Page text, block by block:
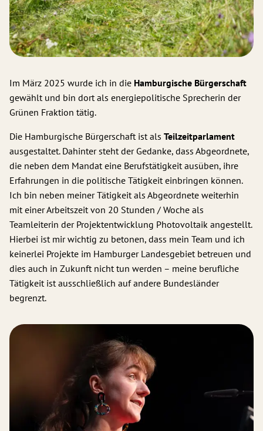
Im März 2025 wurde ich in die Hamburgische Bürgerschaft
gewählt und bin dort als energiepolitische Sprecherin der
Grünen Fraktion tätig.
Die Hamburgische Bürgerschaft ist als Teilzeitparlament
ausgestaltet. Dahinter steht der Gedanke, dass Abgeordnete,
die neben dem Mandat eine Berufstätigkeit ausüben, ihre
Erfahrungen in die politische Tätigkeit einbringen können.
Ich bin neben meiner Tätigkeit als Abgeordnete weiterhin
mit einer Arbeitszeit von 20 Stunden / Woche als
Teamleiterin der Projektentwicklung Photovoltaik angestellt.
Hierbei ist mir wichtig zu betonen, dass mein Team und ich
keinerlei Projekte im Hamburger Landesgebiet betreuen und
dies auch in Zukunft nicht tun werden – meine berufliche
Tätigkeit ist ausschließlich auf andere Bundesländer
begrenzt.